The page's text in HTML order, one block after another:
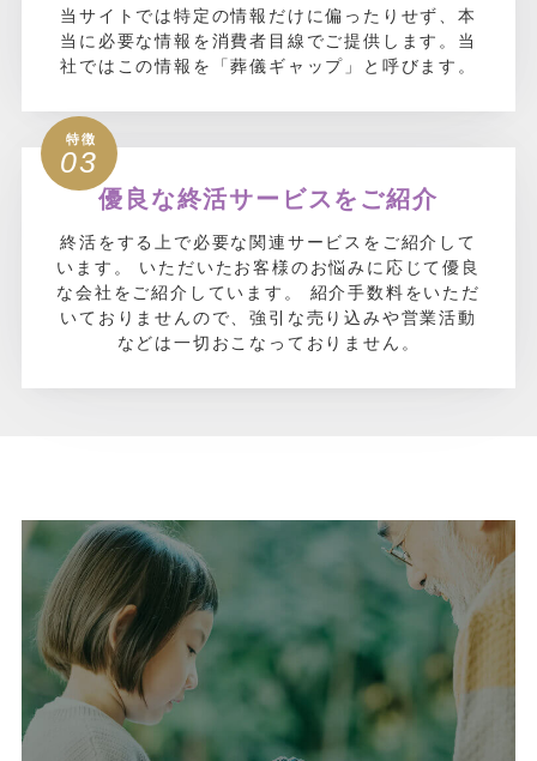
当サイトでは特定の情報だけに偏ったりせず、本
当に必要な情報を消費者目線でご提供します。 当
社ではこの情報を「葬儀ギャップ」と呼びます。
03
優良な終活サービスをご紹介
終活をする上で必要な関連サービスをご紹介して
います。
いただいたお客様のお悩みに応じて優良
な会社をご紹介しています。
紹介手数料をいただ
いておりませんので、強引な売り込みや営業活動
などは一切おこなっておりません。